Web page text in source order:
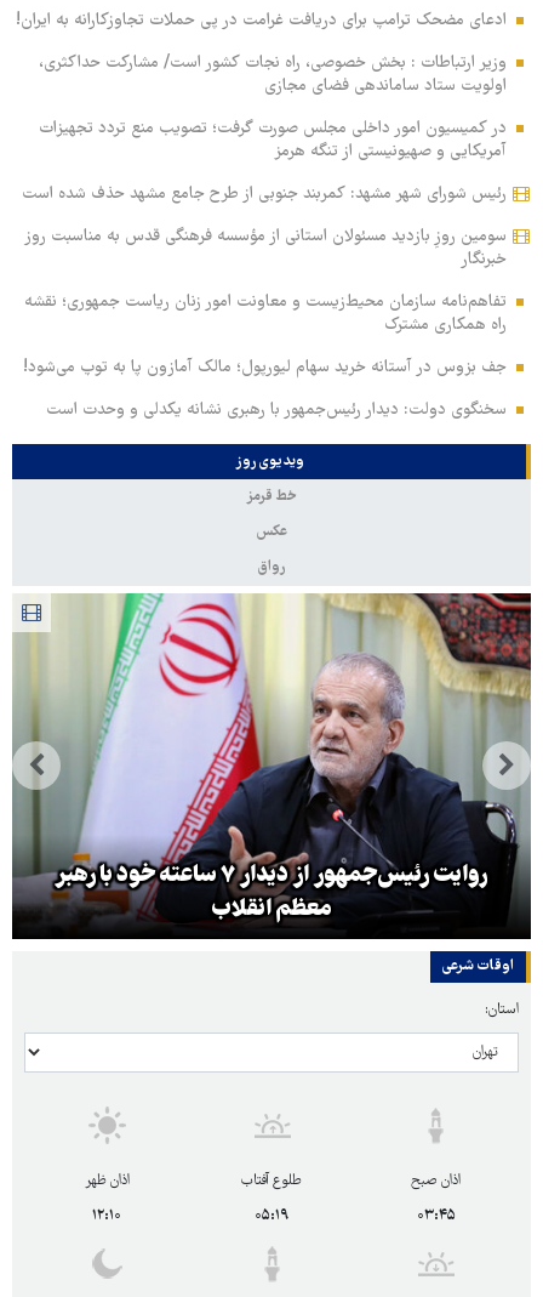
ادعای مضحک ترامپ برای دریافت غرامت در پی حملات تجاوزکارانه به ایران!
وزیر ارتباطات : بخش خصوصی، راه نجات کشور است/ مشارکت حداکثری،
اولویت ستاد ساماندهی فضای مجازی
در کمیسیون امور داخلی مجلس صورت گرفت؛ تصویب منع تردد تجهیزات
آمریکایی و صهیونیستی از تنگه هرمز
رئیس شورای شهر مشهد: کمربند جنوبی از طرح جامع مشهد حذف شده است
سومین روزِ بازدید مسئولان استانی از مؤسسه فرهنگی قدس به مناسبت روز
خبرنگار
تفاهم‌نامه سازمان محیط‌زیست و معاونت امور زنان ریاست جمهوری؛ نقشه
راه همکاری مشترک
جف بزوس در آستانه خرید سهام لیورپول؛ مالک آمازون پا به توپ می‌شود!
سخنگوی دولت: دیدار رئیس‌جمهور با رهبری نشانه یکدلی و وحدت است
ویدیوی روز
خط قرمز
عکس
رواق
روایت رئیس‌جمهور از دیدار ۷ ساعته خود با رهبر
معظم انقلاب
اوقات شرعی
استان:
اذان صبح
۰۳:۴۵
طلوع آفتاب
۰۵:۱۹
اذان ظهر
۱۲:۱۰